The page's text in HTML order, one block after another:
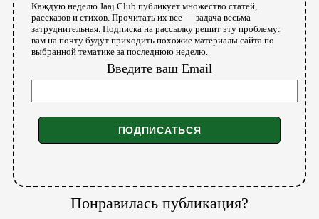
Каждую неделю Jaaj.Club публикует множество статей,
рассказов и стихов. Прочитать их все — задача весьма
затруднительная. Подписка на рассылку решит эту проблему:
вам на почту будут приходить похожие материалы сайта по
выбранной тематике за последнюю неделю.
Введите ваш Email
Понравилась публикация?